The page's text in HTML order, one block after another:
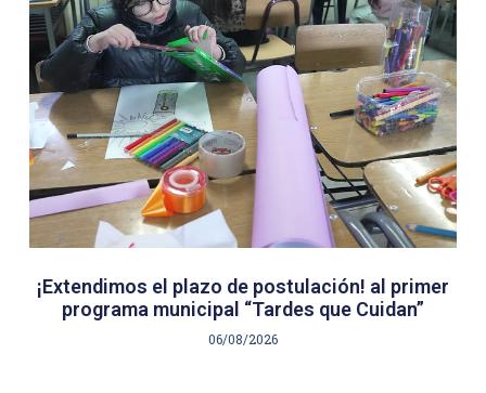
¡Extendimos el plazo de postulación! al primer
programa municipal “Tardes que Cuidan”
06/08/2026